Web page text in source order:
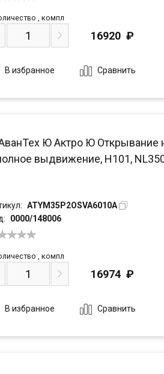
компл
16920 ₽
В избранное Сравнить
Ю Актро Ю
выдвижение, H101,
ATYM35P2OSVA6010A
0000/148006
компл
16974 ₽
В избранное Сравнить